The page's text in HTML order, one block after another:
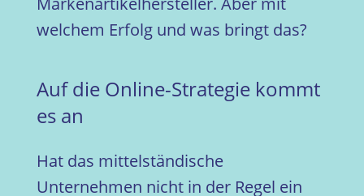
welchem Erfolg und was bringt das?
Auf die Online-Strategie kommt
es an
Hat das mittelständische
Unternehmen nicht in der Regel ein